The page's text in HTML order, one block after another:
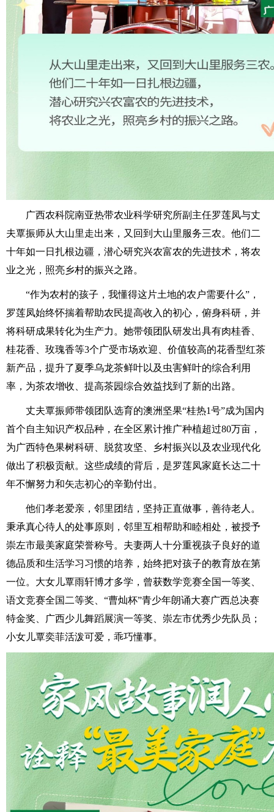
广西农科院南亚热带农业科学研究所副主任罗莲凤与丈
夫覃振师从大山里走出来，又回到大山里服务三农。他们二
十年如一日扎根边疆，潜心研究兴农富农的先进技术，将农
业之光，照亮乡村的振兴之路。
“作为农村的孩子，我懂得这片土地的农户需要什么”，
罗莲凤始终怀揣着帮助农民提高收入的初心，俯身科研，并
将科研成果转化为生产力。她带领团队研发出具有肉桂香、
桂花香、玫瑰香等3个广受市场欢迎、价值较高的花香型红茶
新产品，提升了夏季乌龙茶鲜叶以及虫害鲜叶的综合利用
率，为茶农增收、提高茶园综合效益找到了新的出路。
丈夫覃振师带领团队选育的澳洲坚果“桂热1号”成为国内
首个自主知识产权品种，在全区累计推广种植超过80万亩，
为广西特色果树科研、脱贫攻坚、乡村振兴以及农业现代化
做出了积极贡献。这些成绩的背后，是罗莲凤家庭长达二十
年不懈努力和矢志初心的辛勤付出。
他们孝老爱亲，邻里团结，坚持正直做事，善待老人。
秉承真心待人的处事原则，邻里互相帮助和睦相处，被授予
崇左市最美家庭荣誉称号。夫妻两人十分重视孩子良好的道
德品质和生活学习习惯的培养，始终把对孩子的教育放在第
一位。大女儿覃雨轩博才多学，曾获数学竞赛全国一等奖、
语文竞赛全国二等奖、“曹灿杯”青少年朗诵大赛广西总决赛
特金奖、广西少儿舞蹈展演一等奖、崇左市优秀少先队员；
小女儿覃奕菲活泼可爱，乖巧懂事。